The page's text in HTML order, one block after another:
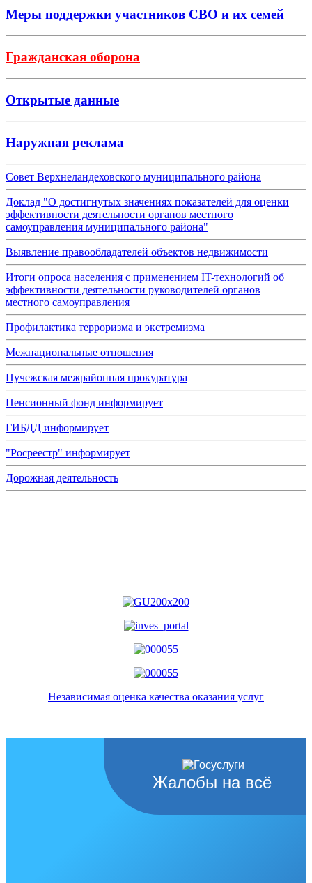
Меры поддержки участников СВО и их семей
Гражданская оборона
Открытые данные
Наружная реклама
Совет Верхнеландеховского муниципального района
Доклад "О достигнутых значениях показателей для оценки
эффективности деятельности органов местного
самоуправления муниципального района"
Выявление правообладателей объектов недвижимости
Итоги опроса населения с применением IT-технологий об
эффективности деятельности руководителей органов
местного самоуправления
Профилактика терроризма и экстремизма
Межнациональные отношения
Пучежская межрайонная прокуратура
Пенсионный фонд информирует
ГИБДД информирует
"Росреестр" информирует
Дорожная деятельность
Независимая оценка качества оказания услуг
Жалобы на всё